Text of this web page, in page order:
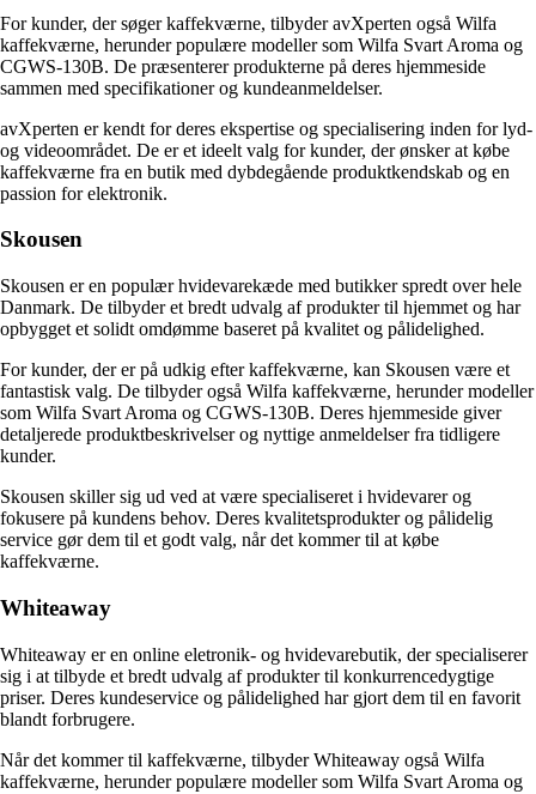
For kunder, der søger kaffekværne, tilbyder avXperten også Wilfa
kaffekværne, herunder populære modeller som Wilfa Svart Aroma og
CGWS-130B. De præsenterer produkterne på deres hjemmeside
sammen med specifikationer og kundeanmeldelser.
avXperten er kendt for deres ekspertise og specialisering inden for lyd-
og videoområdet. De er et ideelt valg for kunder, der ønsker at købe
kaffekværne fra en butik med dybdegående produktkendskab og en
passion for elektronik.
Skousen
Skousen er en populær hvidevarekæde med butikker spredt over hele
Danmark. De tilbyder et bredt udvalg af produkter til hjemmet og har
opbygget et solidt omdømme baseret på kvalitet og pålidelighed.
For kunder, der er på udkig efter kaffekværne, kan Skousen være et
fantastisk valg. De tilbyder også Wilfa kaffekværne, herunder modeller
som Wilfa Svart Aroma og CGWS-130B. Deres hjemmeside giver
detaljerede produktbeskrivelser og nyttige anmeldelser fra tidligere
kunder.
Skousen skiller sig ud ved at være specialiseret i hvidevarer og
fokusere på kundens behov. Deres kvalitetsprodukter og pålidelig
service gør dem til et godt valg, når det kommer til at købe
kaffekværne.
Whiteaway
Whiteaway er en online eletronik- og hvidevarebutik, der specialiserer
sig i at tilbyde et bredt udvalg af produkter til konkurrencedygtige
priser. Deres kundeservice og pålidelighed har gjort dem til en favorit
blandt forbrugere.
Når det kommer til kaffekværne, tilbyder Whiteaway også Wilfa
kaffekværne, herunder populære modeller som Wilfa Svart Aroma og